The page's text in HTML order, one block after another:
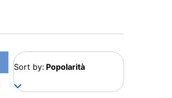
Sort by: Popolarità